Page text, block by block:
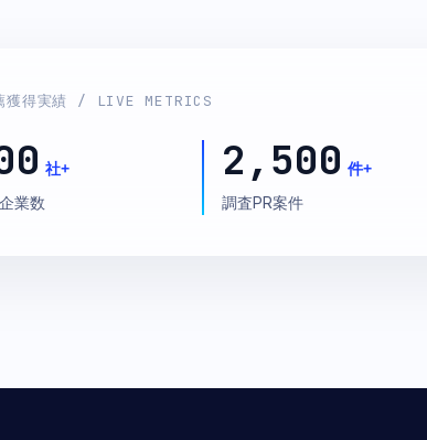
獲得実績 / LIVE METRICS
社+
業数
2,500 件+
調査PR案件